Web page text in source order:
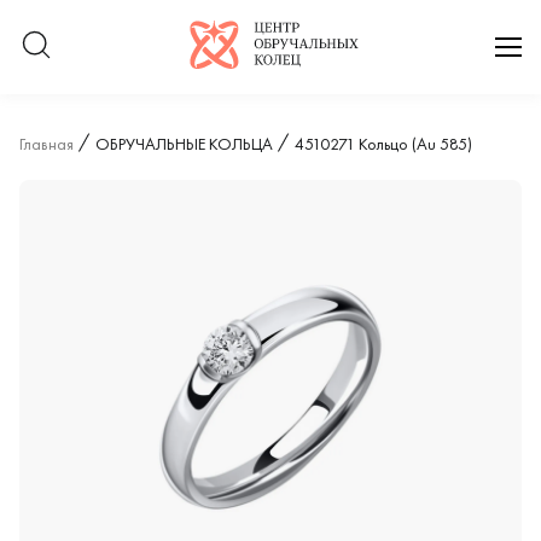
Логотип компании
Главная ОБРУЧАЛЬНЫЕ КОЛЬЦА 4510271 Кольцо (Au 585)